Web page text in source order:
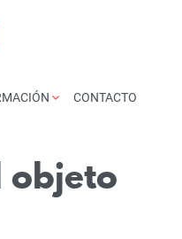
CONTACTO
objeto